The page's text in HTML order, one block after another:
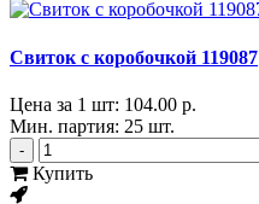
Свиток с коробочкой 119087
Цена за 1 шт: 104.00 р.
Мин. партия: 25 шт.
-
Купить